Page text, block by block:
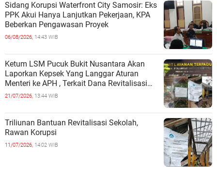
Sidang Korupsi Waterfront City Samosir: Eks
PPK Akui Hanya Lanjutkan Pekerjaan, KPA
Beberkan Pengawasan Proyek
06/08/2026, 14:43 WIB
Ketum LSM Pucuk Bukit Nusantara Akan
Laporkan Kepsek Yang Langgar Aturan
Menteri ke APH , Terkait Dana Revitalisasi
Sekolah
21/07/2026, 13:44 WIB
Triliunan Bantuan Revitalisasi Sekolah,
Rawan Korupsi
11/07/2026, 14:02 WIB